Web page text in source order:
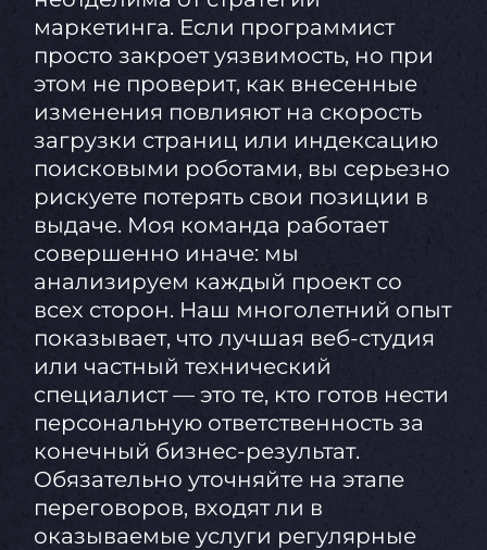
маркетинга. Если программист
просто закроет уязвимость, но при
этом не проверит, как внесенные
изменения повлияют на скорость
загрузки страниц или индексацию
поисковыми роботами, вы серьезно
рискуете потерять свои позиции в
выдаче. Моя команда работает
совершенно иначе: мы
анализируем каждый проект со
всех сторон. Наш многолетний опыт
показывает, что лучшая веб-студия
или частный технический
специалист — это те, кто готов нести
персональную ответственность за
конечный бизнес-результат.
Обязательно уточняйте на этапе
переговоров, входят ли в
оказываемые услуги регулярные